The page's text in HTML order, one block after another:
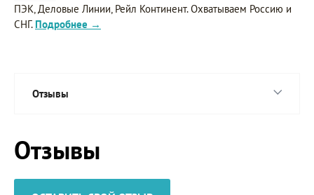
ПЭК, Деловые Линии, Рейл Континент. Охватываем Россию и
СНГ. Подробнее →
Отзывы
Отзывы